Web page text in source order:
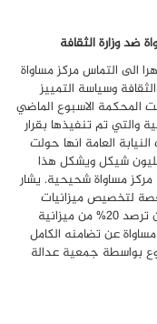
ضد وزارة الثقافة
الى التماس مركز مساواة
وسياسة التمييز
المحكمة الاسبوع الماضي
والتي تم تنفيذها بقرار
العامة انها حولت
الثقافة العربية عام 2015 مبلغ 3.7 مليون شيكل ويشكل هذا
مركز مساواة شحيحية. يشار
لتخصيص ميزانيات
لنشاطات ثقافية في المجالس المحلية وتنوي ان ترصد 20% من ميزانية
عن تضامنه الكامل
بواسطة جمعية عدالة